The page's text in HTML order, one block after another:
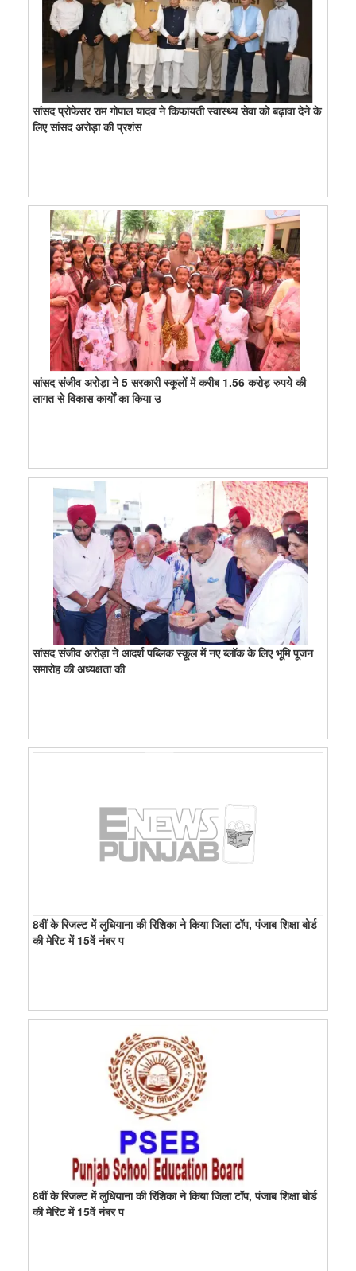
सांसद प्रोफेसर राम गोपाल यादव ने किफायती स्वास्थ्य सेवा को बढ़ावा देने के
लिए सांसद अरोड़ा की प्रशंस
सांसद संजीव अरोड़ा ने 5 सरकारी स्कूलों में करीब 1.56 करोड़ रुपये की
लागत से विकास कार्यों का किया उ
सांसद संजीव अरोड़ा ने आदर्श पब्लिक स्कूल में नए ब्लॉक के लिए भूमि पूजन
समारोह की अध्यक्षता की
8वीं के रिजल्ट में लुधियाना की रिशिका ने किया जिला टॉप, पंजाब शिक्षा बोर्ड
की मेरिट में 15वें नंबर प
8वीं के रिजल्ट में लुधियाना की रिशिका ने किया जिला टॉप, पंजाब शिक्षा बोर्ड
की मेरिट में 15वें नंबर प